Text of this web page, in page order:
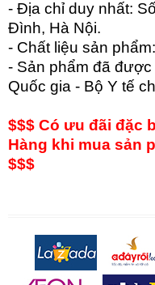
- Địa chỉ duy nhất:
Đình, Hà Nội.
- Chất liệu sản
- Sản phẩm đã
Quốc gia - Bộ Y tế
$$$ Có ưu đãi đặc
Hàng khi mua sản
$$$